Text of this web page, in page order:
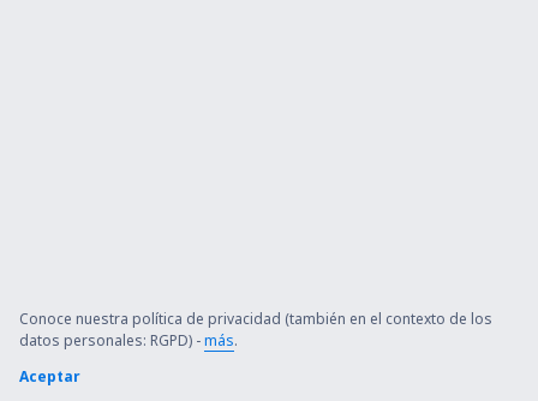
Conoce nuestra política de privacidad (también en el contexto de los
datos personales: RGPD) -más.
Aceptar